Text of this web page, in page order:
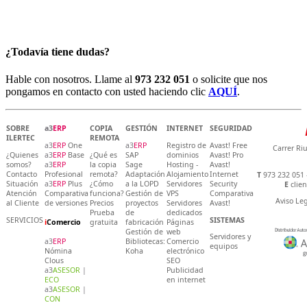
¿Todavía tiene dudas?
Hable con nosotros. Llame al 973 232 051 o solicite que nos
pongamos en contacto con usted haciendo clic AQUÍ.
SOBRE
ILERTEC
¿Quienes
somos?
Contacto
Situación
Atención
al Cliente
SERVICIOS
a3ERP
a3ERP One
a3ERP Base
a3ERP
Profesional
a3ERP Plus
Comparativa
de versiones
iComercio
a3ERP
Nómina
Clous
a3ASESOR |
ECO
a3ASESOR |
CON
COPIA
REMOTA
¿Qué es
la copia
remota?
¿Cómo
funciona?
Precios
Prueba
gratuita
GESTIÓN
a3ERP
SAP
Sage
Adaptación
a la LOPD
Gestión de
proyectos
de
fabricación
Gestión de
Bibliotecas:
Koha
INTERNET
Registro de
dominios
Hosting -
Alojamiento
Servidores
VPS
Servidores
dedicados
Páginas
web
Comercio
electrónico
SEO
Publicidad
en internet
SEGURIDAD
Avast! Free
Avast! Pro
Avast!
Internet
Security
Comparativa
Avast!
SISTEMAS
Servidores y
equipos
Carrer
T 973 232
E
Aviso